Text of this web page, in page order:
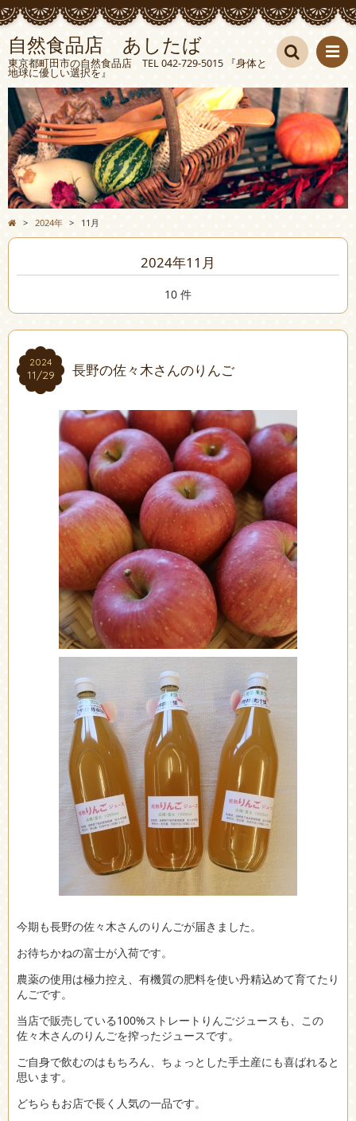
自然食品店 あしたば
東京都町田市の自然食品店 TEL 042-729-5015 『身体と
地球に優しい選択を』 検索
> 2024年 > 11月
2024年11月
10 件
2024
11/29
2024
11/29 長野の佐々木さんのりんご
今期も長野の佐々木さんのりんごが届きました。
お待ちかねの富士が入荷です。
農薬の使用は極力控え、有機質の肥料を使い丹精込めて育てたり
んごです。
当店で販売している100%ストレートりんごジュースも、この
佐々木さんのりんごを搾ったジュースです。
ご自身で飲むのはもちろん、ちょっとした手土産にも喜ばれると
思います。
どちらもお店で長く人気の一品です。